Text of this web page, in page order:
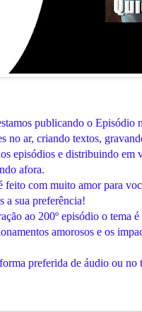
publicando o Episódio
no ar, criando textos,
episódios e distribuindo em
afora.
feito com muito amor para
a sua preferência!
ao 200º episódio o tema é
amorosos e os
preferida de áudio ou no